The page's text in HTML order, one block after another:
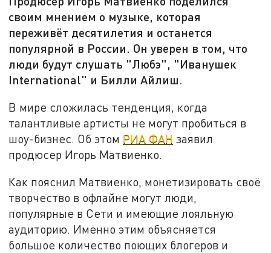
своим мнением о музыке, которая
переживёт десятилетия и останется
популярной в России. Он уверен в том, что
люди будут слушать "Любэ", "Иванушек
International" и Билли Айлиш.
В мире сложилась тенденция, когда
талантливые артисты не могут пробиться в
шоу-бизнес. Об этом РИА ФАН заявил
продюсер Игорь Матвиенко.
Как пояснил Матвиенко, монетизировать своё
творчество в офлайне могут люди,
популярные в Сети и имеющие лояльную
аудиторию. Именно этим объясняется
большое количество поющих блогеров и